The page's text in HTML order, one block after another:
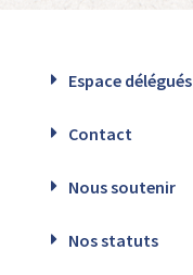
Espace délégués
Contact
Nous soutenir
Nos statuts